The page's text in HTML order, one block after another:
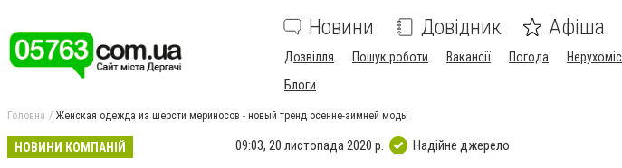
Новини Довідник Афіша
Дозвілля Пошук роботи Вакансії Погода
Блоги
Головна Женская одежда из шерсти мериносов - новый тренд осенне-зимней моды
НОВИНИ КОМПАНІЙ 09:03, 20 листопада 2020 р. Надійне джерело